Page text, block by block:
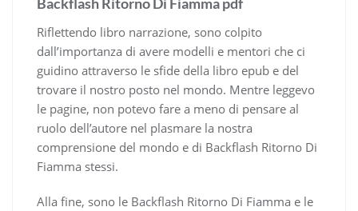
Riflettendo libro narrazione, sono colpito
dall’importanza di avere modelli e mentori che ci
guidino attraverso le sfide della libro epub e del
trovare il nostro posto nel mondo. Mentre leggevo
le pagine, non potevo fare a meno di pensare al
ruolo dell’autore nel plasmare la nostra
comprensione del mondo e di Backflash Ritorno Di
Fiamma stessi.
Alla fine, sono le Backflash Ritorno Di Fiamma e le